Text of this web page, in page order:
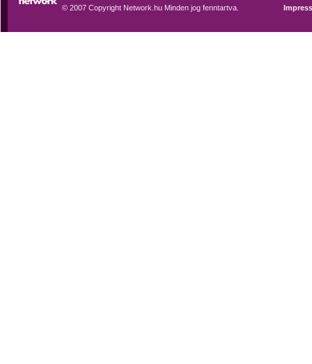
© 2007 Copyright Network.hu Minden jog fenntartva.